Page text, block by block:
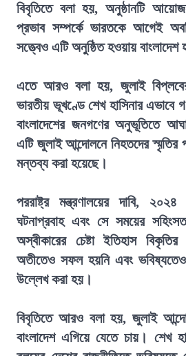
বিবৃতিতে বলা হয়, অনুষ্ঠানটি
প্রভাব সম্পর্কে ভারতকে আগেই
সত্ত্বেও এটি অনুষ্ঠিত হওয়ায়
এতে আরও বলা হয়, জুলাই বিপ্লবের
ভারতীয় ভূখণ্ডে শেখ হাসিনার এভাবে
বাংলাদেশের জনগণের অনুভূতিতে
এটি জুলাই আন্দোলনে নিহতদের
মন্তব্য করা হয়েছে।
পররাষ্ট্র মন্ত্রণালয়ের দাবি,
ঘটনাপ্রবাহ এবং সে সময়ের
অস্বীকারের চেষ্টা ইতিহাস
অতীতেও সফল হয়নি এবং ভবিষ্যতেও
উল্লেখ করা হয়।
বিবৃতিতে আরও বলা হয়, জুলাই
বাংলাদেশ এগিয়ে যেতে চায়। শেখ